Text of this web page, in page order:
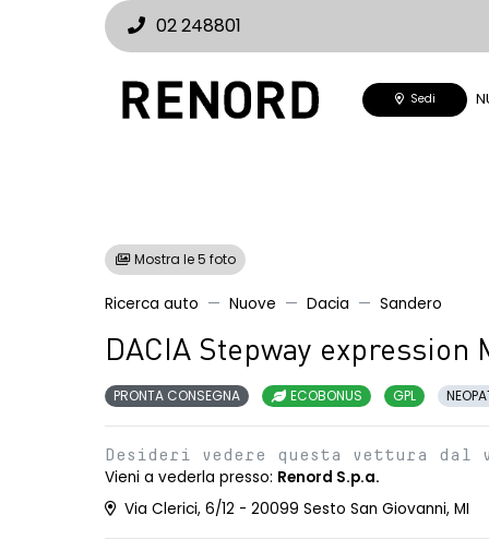
02 248801
Sedi
Mostra le 5 foto
Ricerca auto Nuove Dacia Sandero
DACIA Stepway expression
PRONTA CONSEGNA ECOBONUS GPL
Desideri vedere questa vettura dal
Vieni a vederla presso: Renord S.p.a.
Via Clerici, 6/12 - 20099 Sesto San Giovanni, MI